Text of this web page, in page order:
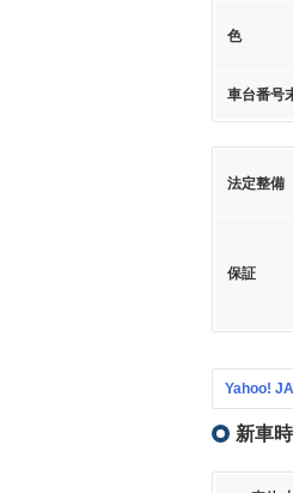
色
車台番号
法定整備
保証
Yahoo!
新車